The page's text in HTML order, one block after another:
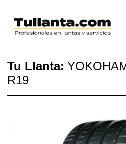
Tu Llanta:
R19